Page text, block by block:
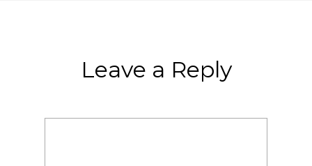
Leave a Reply